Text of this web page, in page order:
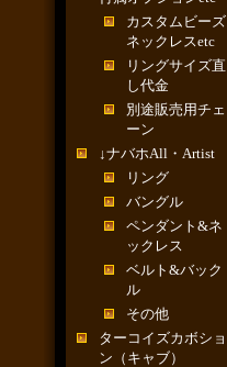
カスタムビーズ
ネックレスetc
リングサイズ直
し代金
別途販売用チェ
ーン
↓ナバホAll・Artist
リング
バングル
ペンダント&ネ
ックレス
ベルト&バック
ル
その他
ターコイズカボショ
ン（キャブ）